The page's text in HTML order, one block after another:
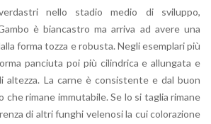
nello stadio medio di sviluppo,
è biancastro ma arriva ad avere una
forma tozza e robusta. Negli esemplari più
panciuta poi più cilindrica e allungata e
altezza. La carne è consistente e dal buon
che rimane immutabile. Se lo si taglia rimane
di altri funghi velenosi la cui colorazione